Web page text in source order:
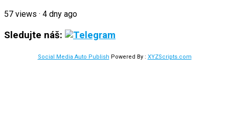
57 views · 4 dny ago
Sledujte náš:
Social Media Auto Publish Powered By : XYZScripts.com